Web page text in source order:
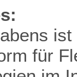
für